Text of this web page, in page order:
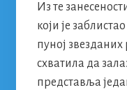
Из те
који је
пуној
схватила да
представља